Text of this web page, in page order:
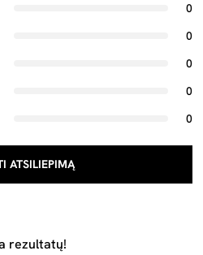
0
0
0
0
0
ATSILIEPIMĄ
rezultatų!